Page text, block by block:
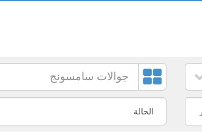
جوالات سامسونج